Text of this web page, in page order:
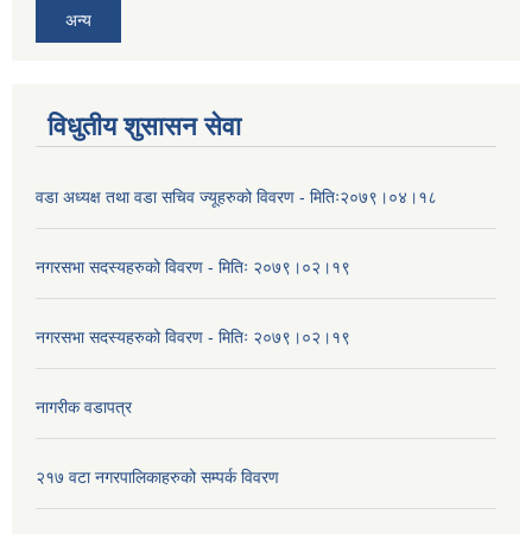
अन्य
विधुतीय शुसासन सेवा
वडा अध्यक्ष तथा वडा सचिव ज्यूहरुको विवरण - मितिः२०७९।०४।१८
नगरसभा सदस्यहरुको विवरण - मितिः २०७९।०२।१९
नगरसभा सदस्यहरुको विवरण - मितिः २०७९।०२।१९
नागरीक वडापत्र
२१७ वटा नगरपालिकाहरुको सम्पर्क विवरण